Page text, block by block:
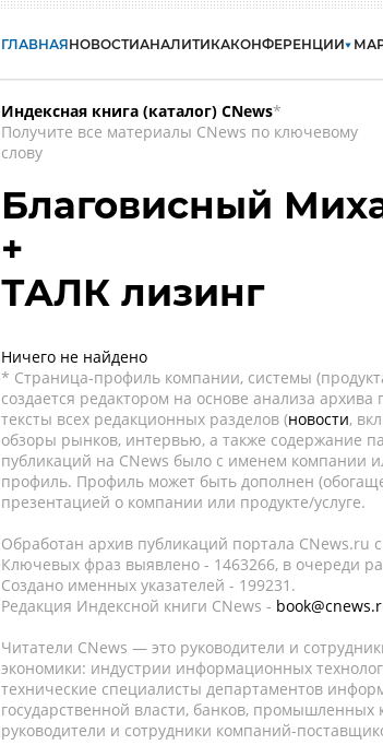
ГЛАВНАЯНОВОСТИАНАЛИТИКАКОНФЕРЕНЦИИ
Индексная книга (каталог) CNews*
Получите все материалы CNews по ключевому
слову
Благовисный
+
ТАЛК лизинг
Ничего не найдено
* Страница-профиль компании, системы
создается редактором на основе анализа
тексты всех редакционных разделов (новости,
обзоры рынков, интервью, а также содержание
публикаций на CNews было с именем компании
профиль. Профиль может быть дополнен
презентацией о компании или продукте/услуге.
Обработан архив публикаций портала CNews.ru
Ключевых фраз выявлено - 1463266, в очереди
Создано именных указателей - 199231.
Редакция Индексной книги CNews -
Читатели CNews — это руководители и
экономики: индустрии информационных
технические специалисты департаментов
государственной власти, банков,
руководители и сотрудники компаний-